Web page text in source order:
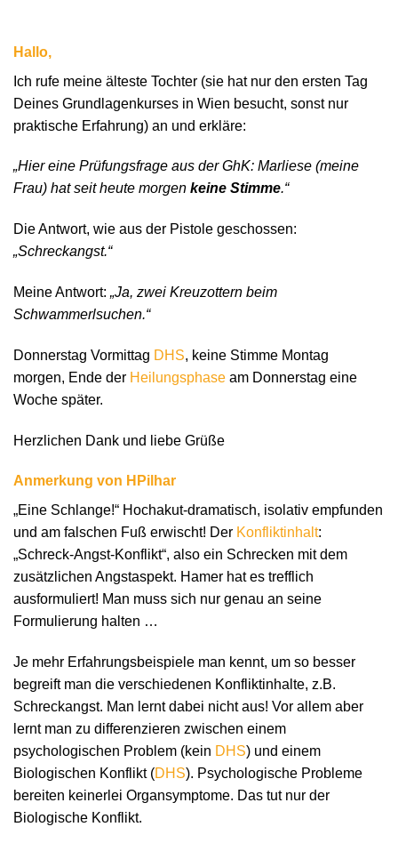
Hallo,
Ich rufe meine älteste Tochter (sie hat nur den ersten Tag
Deines Grundlagenkurses in Wien besucht, sonst nur
praktische Erfahrung) an und erkläre:
„Hier eine Prüfungsfrage aus der GhK: Marliese (meine
Frau) hat seit heute morgen keine Stimme.“
Die Antwort, wie aus der Pistole geschossen:
„Schreckangst.“
Meine Antwort: „Ja, zwei Kreuzottern beim
Schwammerlsuchen.“
Donnerstag Vormittag DHS, keine Stimme Montag
morgen, Ende der Heilungsphase am Donnerstag eine
Woche später.
Herzlichen Dank und liebe Grüße
Anmerkung von HPilhar
„Eine Schlange!“ Hochakut-dramatisch, isolativ empfunden
und am falschen Fuß erwischt! Der Konfliktinhalt:
„Schreck-Angst-Konflikt“, also ein Schrecken mit dem
zusätzlichen Angstaspekt. Hamer hat es trefflich
ausformuliert! Man muss sich nur genau an seine
Formulierung halten …
Je mehr Erfahrungsbeispiele man kennt, um so besser
begreift man die verschiedenen Konfliktinhalte, z.B.
Schreckangst. Man lernt dabei nicht aus! Vor allem aber
lernt man zu differenzieren zwischen einem
psychologischen Problem (kein DHS) und einem
Biologischen Konflikt (DHS). Psychologische Probleme
bereiten keinerlei Organsymptome. Das tut nur der
Biologische Konflikt.